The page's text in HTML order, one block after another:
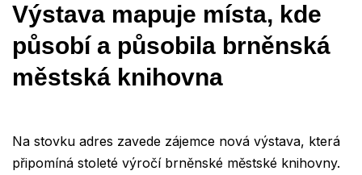
Výstava mapuje místa, kde
působí a působila brněnská
městská knihovna
Na stovku adres zavede zájemce nová výstava, která
připomíná stoleté výročí brněnské městské knihovny.